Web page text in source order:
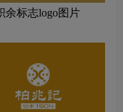
余标志logo图片